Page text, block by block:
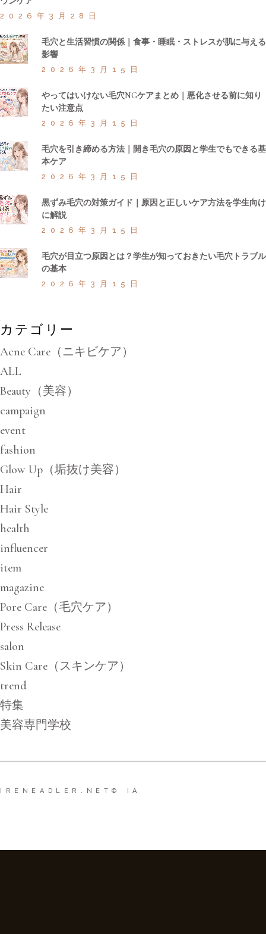
2026年3月28日
毛穴と生活習慣の関係｜食事・睡眠・ストレスが肌に与える
影響
2026年3月15日
やってはいけない毛穴NGケアまとめ｜悪化させる前に知り
たい注意点
2026年3月15日
毛穴を引き締める方法｜開き毛穴の原因と学生でもできる基
本ケア
2026年3月15日
黒ずみ毛穴の対策ガイド｜原因と正しいケア方法を学生向け
に解説
2026年3月15日
毛穴が目立つ原因とは？学生が知っておきたい毛穴トラブル
の基本
2026年3月15日
カテゴリー
Acne Care（ニキビケア）
ALL
Beauty（美容）
campaign
event
fashion
Glow Up（垢抜け美容）
Hair
Hair Style
health
influencer
item
magazine
Pore Care（毛穴ケア）
Press Release
salon
Skin Care（スキンケア）
trend
特集
美容専門学校
IRENEADLER.NET© IA